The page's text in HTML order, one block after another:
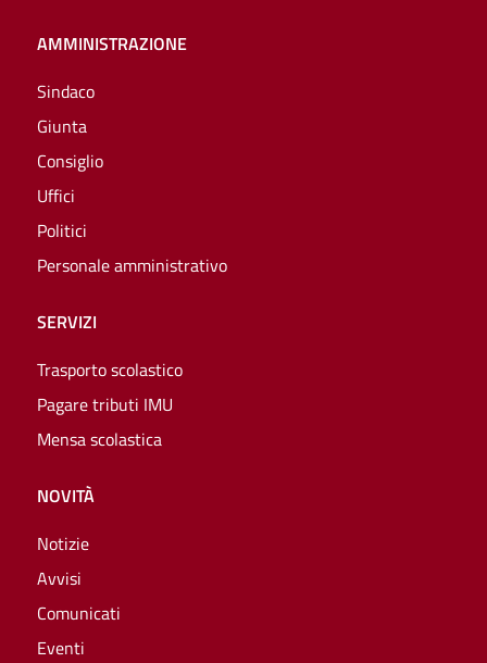
AMMINISTRAZIONE
Sindaco
Giunta
Consiglio
Uffici
Politici
Personale amministrativo
SERVIZI
Trasporto scolastico
Pagare tributi IMU
Mensa scolastica
NOVITÀ
Notizie
Avvisi
Comunicati
Eventi